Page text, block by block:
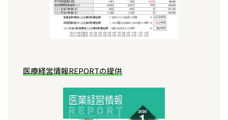
医療経営情報REPORTの提供